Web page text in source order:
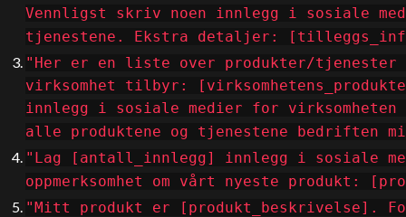
Vennligst skriv noen innlegg i sosiale
tjenestene. Ekstra detaljer:
"Her er en liste over produkter/tjenester
virksomhet tilbyr:
innlegg i sosiale medier for
alle produktene og tjenestene bedriften
"Lag [antall_innlegg] innlegg i sosiale
oppmerksomhet om vårt nyeste produkt:
"Mitt produkt er [produkt_beskrivelse].